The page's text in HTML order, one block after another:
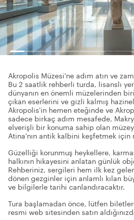
Akropolis Müzesi'ne adım atın ve
Bu 2 saatlik rehberli turda, lisanslı
dünyanın en önemli müzelerinden
çıkan eserlerini ve gizli kalmış
Akropolis'in hemen eteğinde ve
sadece birkaç adım mesafede,
elverişli bir konuma sahip olan
Atina'nın antik kalbini keşfetmek
Güzelliği korunmuş heykellere,
halkının hikayesini anlatan günlük
Rehberiniz, sergileri hem ilk kez
dönen gezginler için anlamlı kılan
ve bilgilerle tarihi canlandıracaktır.
Tura başlamadan önce, lütfen
resmi web sitesinden satın